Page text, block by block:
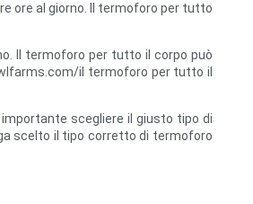
ore al giorno. Il termoforo per tutto
Il termoforo per tutto il corpo può
il termoforo per tutto il
scegliere il giusto tipo di
scelto il tipo corretto di termoforo